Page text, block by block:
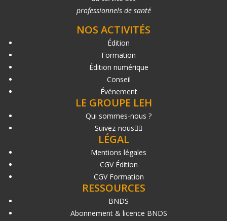
professionnels de santé
NOS ACTIVITÉS
Édition
Formation
Édition numérique
Conseil
Événement
LE GROUPE LEH
Qui sommes-nous ?
Suivez-nous
LÉGAL
Mentions légales
CGV Édition
CGV Formation
RESSOURCES
BNDS
Abonnement & licence BNDS